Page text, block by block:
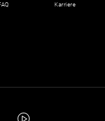
Karriere